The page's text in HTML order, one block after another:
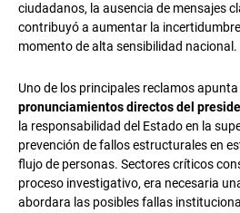
ciudadanos, la ausencia de mensajes
contribuyó a aumentar la
momento de alta sensibilidad nacional.
Uno de los principales reclamos apunta
pronunciamientos directos del
la responsabilidad del Estado en la
prevención de fallos estructurales en
flujo de personas. Sectores críticos
proceso investigativo, era necesaria
abordara las posibles fallas